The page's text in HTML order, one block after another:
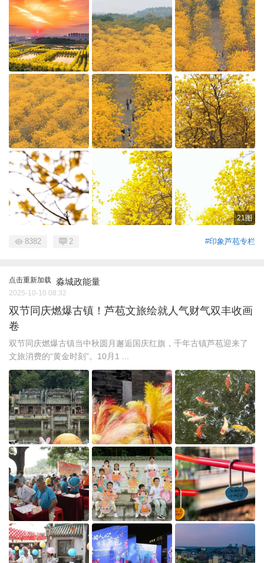
21图
#印象芦苞专栏
8382 2
点击重新加载 淼城政能量
2025-10-10 08:32
双节同庆燃爆古镇！芦苞文旅绘就人气财气双丰收画
卷
双节同庆燃爆古镇当中秋圆月邂逅国庆红旗，千年古镇芦苞迎来了
文旅消费的“黄金时刻”。10月1 ...